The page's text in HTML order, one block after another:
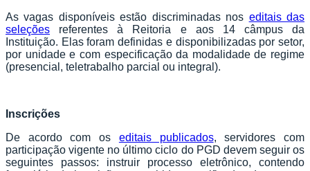
As vagas disponíveis estão discriminadas nos editais das
seleções referentes à Reitoria e aos 14 câmpus da
Instituição. Elas foram definidas e disponibilizadas por setor,
por unidade e com especificação da modalidade de regime
(presencial, teletrabalho parcial ou integral).
Inscrições
De acordo com os editais publicados, servidores com
participação vigente no último ciclo do PGD devem seguir os
seguintes passos: instruir processo eletrônico, contendo